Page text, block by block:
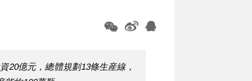
20億元，總體規劃13條生産線，